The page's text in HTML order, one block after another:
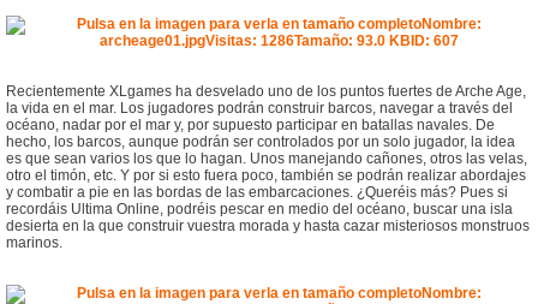
Recientemente XLgames ha desvelado uno de los puntos fuertes de Arche Age,
la vida en el mar. Los jugadores podrán construir barcos, navegar a través del
océano, nadar por el mar y, por supuesto participar en batallas navales. De
hecho, los barcos, aunque podrán ser controlados por un solo jugador, la idea
es que sean varios los que lo hagan. Unos manejando cañones, otros las velas,
otro el timón, etc. Y por si esto fuera poco, también se podrán realizar abordajes
y combatir a pie en las bordas de las embarcaciones. ¿Queréis más? Pues si
recordáis Ultima Online, podréis pescar en medio del océano, buscar una isla
desierta en la que construir vuestra morada y hasta cazar misteriosos monstruos
marinos.